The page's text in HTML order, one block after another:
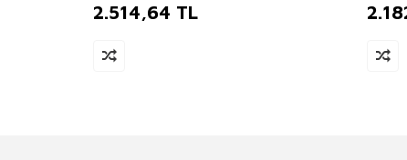
2.514,64 TL